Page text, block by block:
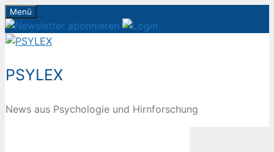
Zum
Inhalt
springen
Menü
PSYLEX
News aus Psychologie und Hirnforschung